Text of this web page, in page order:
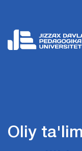
Oliy